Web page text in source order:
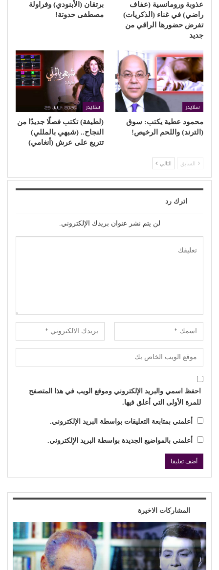
عذوبة ورومانسية (عفاف
راضي) في غناء (الذكريات)
تفرض حضورها الراقي من
جديد
برتقان (الأبنودي) وفراولة
مصطفى حدوتة!
سلايدر
محمود عطية يكتب: سوق
(الترند) واللحم الرخيص!
سلايدر
(لطيفة) تكتب فصلًا جديدًا من
النجاح.. (شبهي بالمللي)
تتربع على عرش (أنغامي)
السابق التالي
اترك رد
لن يتم نشر عنوان بريدك الإلكتروني.
احفظ اسمي والبريد الإلكتروني وموقع الويب في هذا المتصفح
للمرة الأولى التي أعلق فيها.
أعلمني بمتابعة التعليقات بواسطة البريد الإلكتروني.
أعلمني بالمواضيع الجديدة بواسطة البريد الإلكتروني.
المشاركات الاخيرة